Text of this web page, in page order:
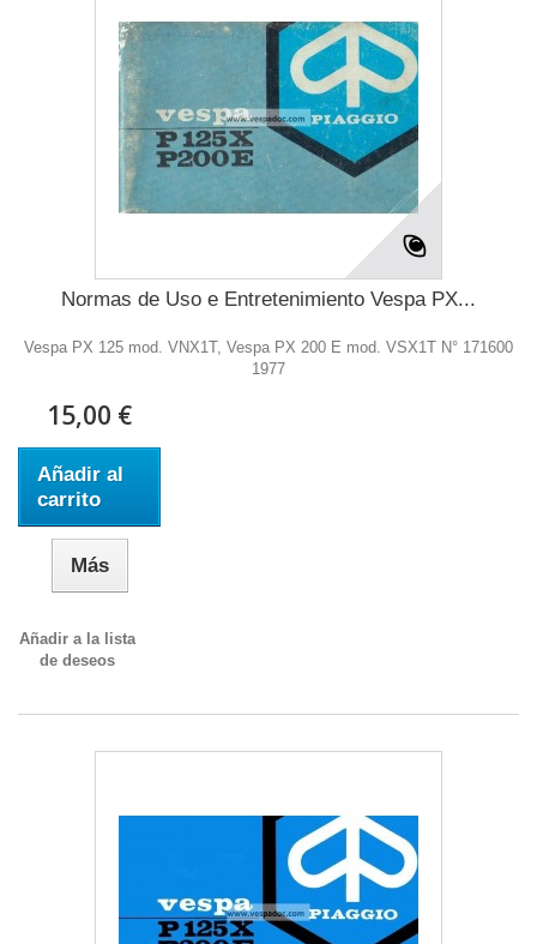
Normas de Uso e Entretenimiento Vespa PX...
Vespa PX 125 mod. VNX1T, Vespa PX 200 E mod. VSX1T N° 171600
1977
15,00 €
Añadir al
carrito
Más
Añadir a la lista
de deseos